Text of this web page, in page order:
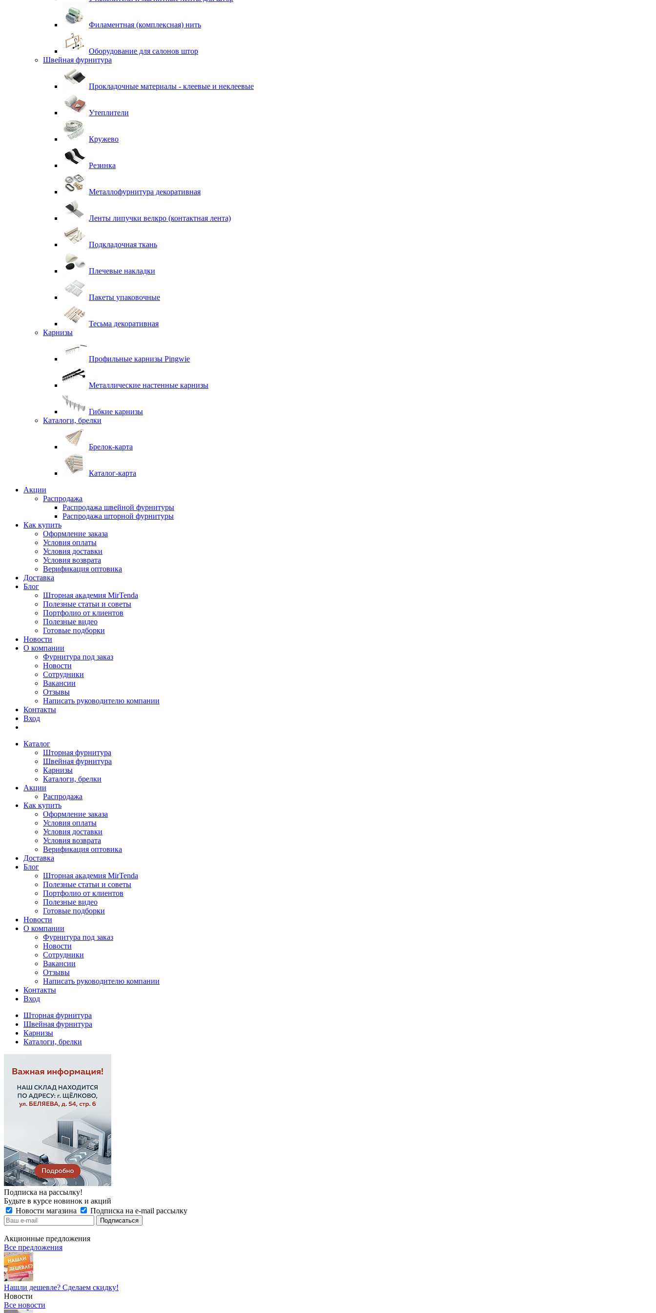
Филаментная (комплексная) нить
Оборудование для салонов штор
Швейная фурнитура
Прокладочные материалы - клеевые и неклеевые
Утеплители
Кружево
Резинка
Металлофурнитура декоративная
Ленты липучки велкро (контактная лента)
Подкладочная ткань
Плечевые накладки
Пакеты упаковочные
Тесьма декоративная
Карнизы
Профильные карнизы Pingwie
Металлические настенные карнизы
Гибкие карнизы
Каталоги, брелки
Брелок-карта
Каталог-карта
Акции
Распродажа
Распродажа швейной фурнитуры
Распродажа шторной фурнитуры
Как купить
Оформление заказа
Условия оплаты
Условия доставки
Условия возврата
Верификация оптовика
Доставка
Блог
Шторная академия MirTenda
Полезные статьи и советы
Портфолио от клиентов
Полезные видео
Готовые подборки
Новости
О компании
Фурнитура под заказ
Новости
Сотрудники
Вакансии
Отзывы
Написать руководителю компании
Контакты
Вход
Каталог
Шторная фурнитура
Швейная фурнитура
Карнизы
Каталоги, брелки
Акции
Распродажа
Как купить
Оформление заказа
Условия оплаты
Условия доставки
Условия возврата
Верификация оптовика
Доставка
Блог
Шторная академия MirTenda
Полезные статьи и советы
Портфолио от клиентов
Полезные видео
Готовые подборки
Новости
О компании
Фурнитура под заказ
Новости
Сотрудники
Вакансии
Отзывы
Написать руководителю компании
Контакты
Вход
Шторная фурнитура
Швейная фурнитура
Карнизы
Каталоги, брелки
Подписка на рассылку!
Будьте в курсе новинок и акций
Новости магазина
Подписка на e-mail рассылку
Акционные предложения
Все предложения
Нашли дешевле? Сделаем скидку!
Новости
Все новости